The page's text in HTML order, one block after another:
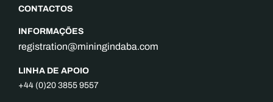
CONTACTOS
INFORMAÇÕES
registration@miningindaba.com
LINHA DE APOIO
+44 (0)20 3855 9557